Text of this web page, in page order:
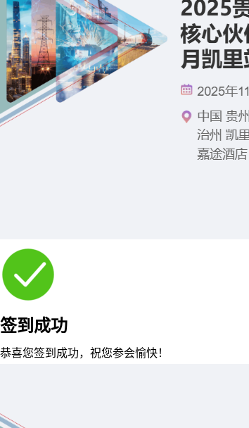
签到成功
恭喜您签到成功，祝您参会愉快！